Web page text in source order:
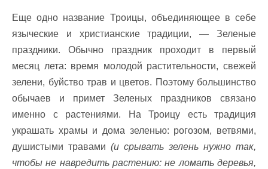
Еще одно название Троицы, объединяющее в себе
языческие и христианские традиции, — Зеленые
праздники. Обычно праздник проходит в первый
месяц лета: время молодой растительности, свежей
зелени, буйство трав и цветов. Поэтому большинство
обычаев и примет Зеленых праздников связано
именно с растениями. На Троицу есть традиция
украшать храмы и дома зеленью: рогозом, ветвями,
душистыми травами (и срывать зелень нужно так,
чтобы не навредить растению: не ломать деревья,